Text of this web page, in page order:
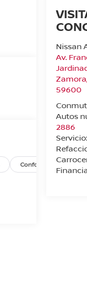
Nissan
Av.
Zamora
59600
Autos
2886
Servicio:
Confort y conveniencia